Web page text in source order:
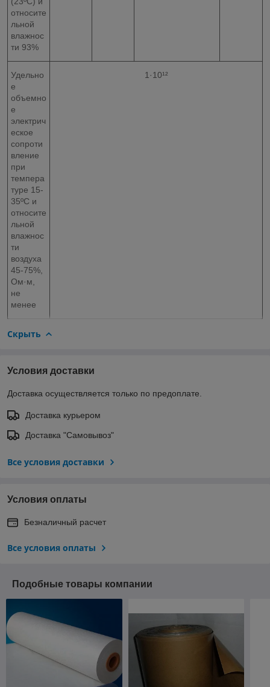
относите
льной
влажнос
ти 93%
Удельно
е
объемно
е
электрич
еское
сопроти
вление
при
темпера
туре 15-
35ºС и
относите
льной
влажнос
ти
воздуха
45-75%,
Ом·м,
не
менее
1·10¹²
Скрыть
Условия доставки
Доставка осуществляется только по предоплате.
Доставка курьером
Доставка "Самовывоз"
Все условия доставки
Условия оплаты
Безналичный расчет
Все условия оплаты
Подобные товары компании